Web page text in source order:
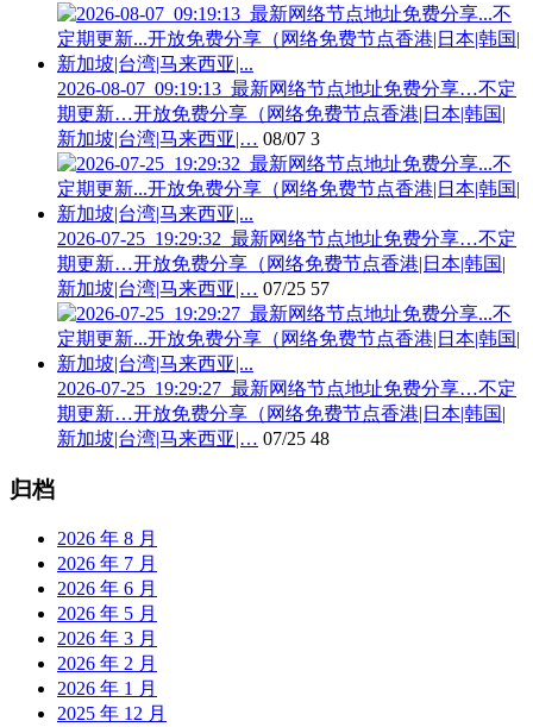
2026-08-07_09:19:13_最新网络节点地址免费分享…不定
期更新…开放免费分享（网络免费节点香港|日本|韩国|
新加坡|台湾|马来西亚|… 08/07 3
2026-07-25_19:29:32_最新网络节点地址免费分享…不定
期更新…开放免费分享（网络免费节点香港|日本|韩国|
新加坡|台湾|马来西亚|… 07/25 57
2026-07-25_19:29:27_最新网络节点地址免费分享…不定
期更新…开放免费分享（网络免费节点香港|日本|韩国|
新加坡|台湾|马来西亚|… 07/25 48
归档
2026 年 8 月
2026 年 7 月
2026 年 6 月
2026 年 5 月
2026 年 3 月
2026 年 2 月
2026 年 1 月
2025 年 12 月